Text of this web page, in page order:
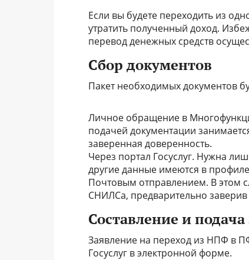
Если вы будете переходить из
утратить полученный доход.
перевод денежных средств
Сбор документов
Пакет необходимых документов
Личное обращение в
подачей документации
заверенная доверенность.
Через портал Госуслуг. Нужна
другие данные имеются в
Почтовым отправлением. В этом
СНИЛСа, предварительно заверив
Составление и
Заявление на переход из НПФ в
Госуслуг в электронной форме.